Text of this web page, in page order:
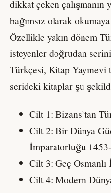
dikkat çeken çalışmanın
bağımsız olarak
Özellikle yakın dönem
isteyenler doğrudan
Türkçesi, Kitap Yayınevi
serideki kitaplar şu
Cilt 1: Bizans’tan
Cilt 2: Bir Dünya
İmparatorluğu
Cilt 3: Geç
Cilt 4: Modern